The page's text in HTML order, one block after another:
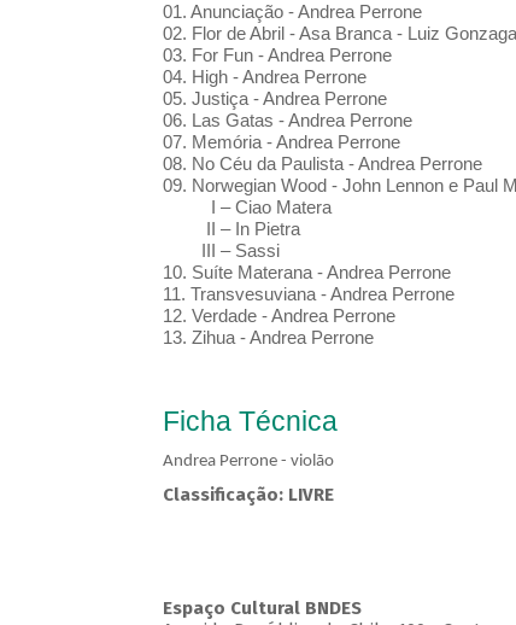
01.⁠ ⁠Anunciação - Andrea Perrone
02.⁠ ⁠Flor de Abril - Asa Branca - Luiz
03.⁠ ⁠For Fun - Andrea Perrone
04.⁠ High - Andrea Perrone
05.⁠ ⁠Justiça - Andrea Perrone
06.⁠ Las Gatas - Andrea Perrone
07.⁠ ⁠Memória - Andrea Perrone
08.⁠ ⁠No Céu da Paulista - Andrea Perrone
09.⁠ Norwegian Wood - John Lennon e Paul
I – Ciao Matera
II – In Pietra
III – Sassi
10.⁠ ⁠Suíte Materana - Andrea Perrone
11.⁠ ⁠Transvesuviana - Andrea Perrone
12.⁠ ⁠Verdade - Andrea Perrone
13. Zihua - Andrea Perrone
Ficha Técnica
Andrea Perrone - violão
Classificação: LIVRE
Espaço Cultural BNDES